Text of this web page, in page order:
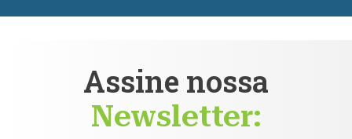
Assine nossa
Newsletter: